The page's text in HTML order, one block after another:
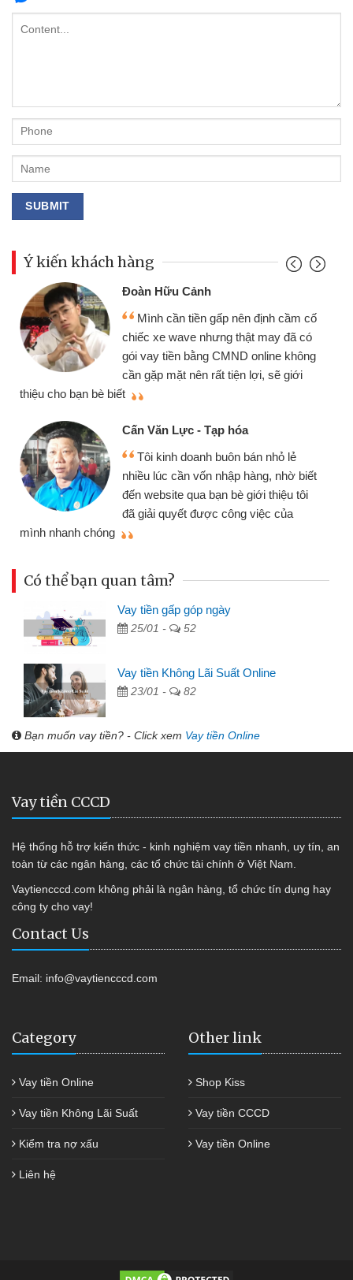
Ý kiến khách hàng
Đoàn Hữu Cảnh
Mình cần tiền gấp nên định cầm cố
chiếc xe wave nhưng thật may đã có
gói vay tiền bằng CMND online không
cần gặp mặt nên rất tiện lợi, sẽ giới
thiệu cho bạn bè biết
Cấn Văn Lực - Tạp hóa
Tôi kinh doanh buôn bán nhỏ lẻ
nhiều lúc cần vốn nhập hàng, nhờ biết
đến website qua bạn bè giới thiệu tôi
đã giải quyết được công việc của
mình nhanh chóng
Có thể bạn quan tâm?
Vay tiền gấp góp ngày
25/01 - 52
Vay tiền Không Lãi Suất Online
23/01 - 82
Bạn muốn vay tiền? - Click xem Vay tiền Online
Vay tiền CCCD
Hệ thống hỗ trợ kiến thức - kinh nghiệm vay tiền nhanh, uy tín, an
toàn từ các ngân hàng, các tổ chức tài chính ở Việt Nam.
Vaytiencccd.com không phải là ngân hàng, tổ chức tín dụng hay
công ty cho vay!
Contact Us
Email: info@vaytiencccd.com
Category
Vay tiền Online
Vay tiền Không Lãi Suất
Kiểm tra nợ xấu
Liên hệ
Other link
Shop Kiss
Vay tiền CCCD
Vay tiền Online